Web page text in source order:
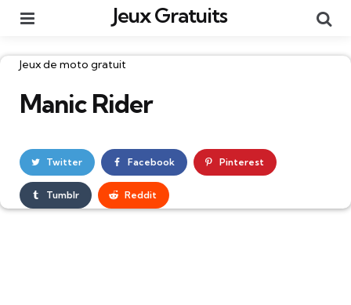
Jeux Gratuits
Catégories
Jeux de moto gratuit
Manic Rider
Twitter Facebook Pinterest
Tumblr Reddit